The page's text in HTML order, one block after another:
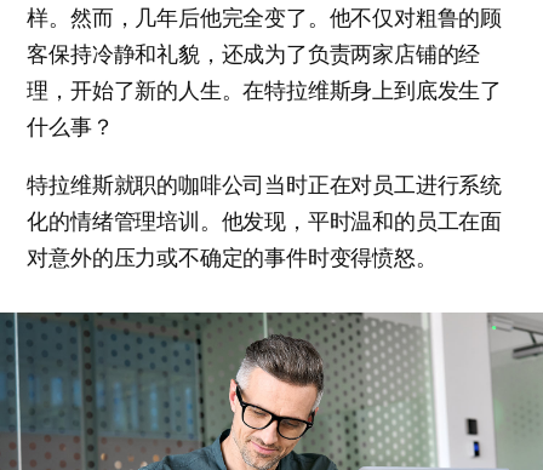
样。然而，几年后他完全变了。他不仅对粗鲁的顾
客保持冷静和礼貌，还成为了负责两家店铺的经
理，开始了新的人生。在特拉维斯身上到底发生了
什么事？
特拉维斯就职的咖啡公司当时正在对员工进行系统
化的情绪管理培训。他发现，平时温和的员工在面
对意外的压力或不确定的事件时变得愤怒。